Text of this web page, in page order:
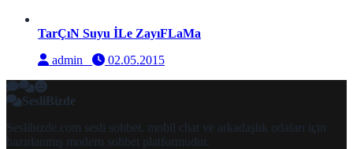
TarÇıN Suyu İLe ZayıFLaMa
admin
02.05.2015
SesliBizde
Seslibizde.com sesli sohbet, mobil chat ve arkadaşlık odaları için
hazırlanmış modern sohbet platformudur.